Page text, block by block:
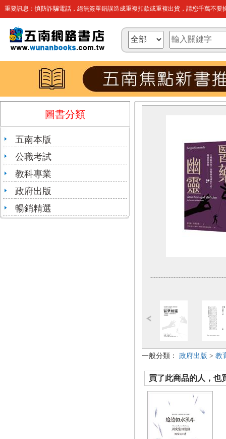
重要訊息：慎防詐騙電話，絕無簽單錯誤造成重複扣款或重複出貨，請您千萬不要
圖書分類
五南本版
公職考試
教科專業
政府出版
暢銷精選
一般分類： 政府出版 > 教
買了此商品的人，也